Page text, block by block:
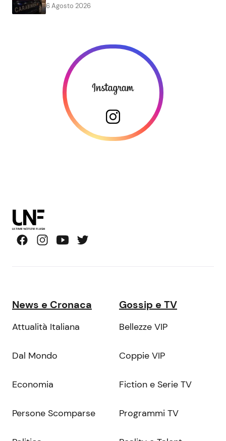
6 Agosto 2026
News e Cronaca
Attualità Italiana
Dal Mondo
Economia
Persone Scomparse
Gossip e TV
Bellezze VIP
Coppie VIP
Fiction e Serie TV
Programmi TV